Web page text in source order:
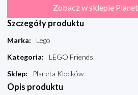
Zobacz w sklepie
Szczegóły produktu
Marka:
Lego
Kategoria:
LEGO Friends
Sklep: Planeta Klocków
Opis produktu